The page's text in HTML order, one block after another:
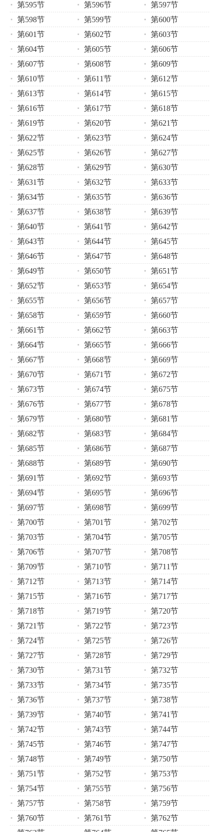
第595节
第596节
第597节
第598节
第599节
第600节
第601节
第602节
第603节
第604节
第605节
第606节
第607节
第608节
第609节
第610节
第611节
第612节
第613节
第614节
第615节
第616节
第617节
第618节
第619节
第620节
第621节
第622节
第623节
第624节
第625节
第626节
第627节
第628节
第629节
第630节
第631节
第632节
第633节
第634节
第635节
第636节
第637节
第638节
第639节
第640节
第641节
第642节
第643节
第644节
第645节
第646节
第647节
第648节
第649节
第650节
第651节
第652节
第653节
第654节
第655节
第656节
第657节
第658节
第659节
第660节
第661节
第662节
第663节
第664节
第665节
第666节
第667节
第668节
第669节
第670节
第671节
第672节
第673节
第674节
第675节
第676节
第677节
第678节
第679节
第680节
第681节
第682节
第683节
第684节
第685节
第686节
第687节
第688节
第689节
第690节
第691节
第692节
第693节
第694节
第695节
第696节
第697节
第698节
第699节
第700节
第701节
第702节
第703节
第704节
第705节
第706节
第707节
第708节
第709节
第710节
第711节
第712节
第713节
第714节
第715节
第716节
第717节
第718节
第719节
第720节
第721节
第722节
第723节
第724节
第725节
第726节
第727节
第728节
第729节
第730节
第731节
第732节
第733节
第734节
第735节
第736节
第737节
第738节
第739节
第740节
第741节
第742节
第743节
第744节
第745节
第746节
第747节
第748节
第749节
第750节
第751节
第752节
第753节
第754节
第755节
第756节
第757节
第758节
第759节
第760节
第761节
第762节